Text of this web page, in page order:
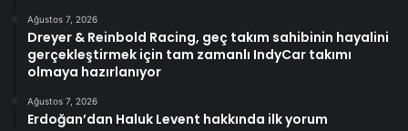
Ağustos 7, 2026
Dreyer & Reinbold Racing, geç takım sahibinin hayalini
gerçekleştirmek için tam zamanlı IndyCar takımı
olmaya hazırlanıyor
Ağustos 7, 2026
Erdoğan’dan Haluk Levent hakkında ilk yorum